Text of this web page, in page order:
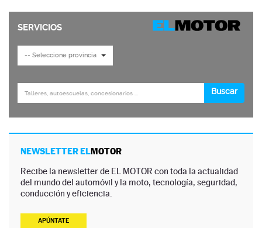
NEWSLETTER ELMOTOR
Recibe la newsletter de EL MOTOR con toda la actualidad
del mundo del automóvil y la moto, tecnología, seguridad,
conducción y eficiencia.
APÚNTATE